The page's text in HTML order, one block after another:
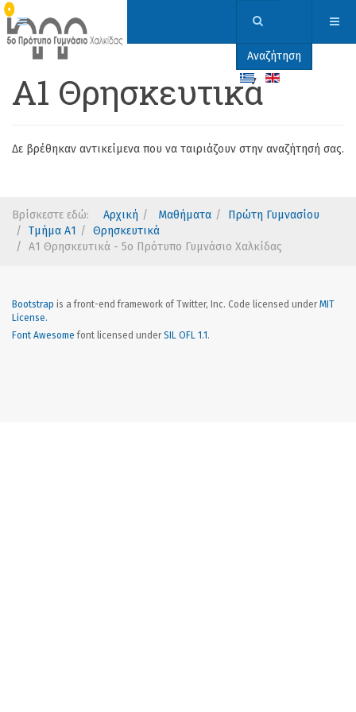
Αναζήτηση
Α1 Θρησκευτικά
Δε βρέθηκαν αντικείμενα που να ταιριάζουν στην αναζήτησή σας.
Βρίσκεστε εδώ: Αρχική Μαθήματα
Πρώτη Γυμνασίου
Τμήμα Α1
Θρησκευτικά
Α1 Θρησκευτικά - 5ο Πρότυπο Γυμνάσιο Χαλκίδας
Bootstrap is a front-end framework of Twitter, Inc. Code licensed underMIT
License.
Font Awesome font licensed underSIL OFL 1.1 .